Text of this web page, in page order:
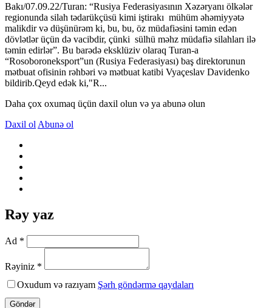
Bakı/07.09.22/Turan: “Rusiya Federasiyasının Xəzəryanı ölkələr
regionunda silah tədarükçüsü kimi iştirakı mühüm əhəmiyyətə
malikdir və düşünürəm ki, bu, bu, öz müdafiəsini təmin edən
dövlətlər üçün də vacibdir, çünki sülhü məhz müdafiə silahları ilə
təmin edirlər”. Bu barədə eksklüziv olaraq Turan-a
“Rosoboroneksport”un (Rusiya Federasiyası) baş direktorunun
mətbuat ofisinin rəhbəri və mətbuat katibi Vyaçeslav Davidenko
bildirib.Qeyd edək ki,"R...
Daha çox oxumaq üçün daxil olun və ya abunə olun
Daxil ol Abunə ol
Rəy yaz
Ad *
Rəyiniz *
Oxudum və razıyam Şərh göndərmə qaydaları
Göndər